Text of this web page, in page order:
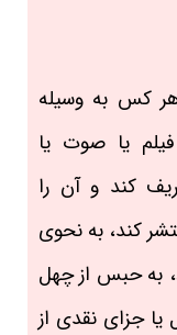
هر کس به‌ و‌سیله
فیلم یا صوت یا
کند و آن را
کند، به‌ نحوی
به حبس از چهل
جزای نقدی از